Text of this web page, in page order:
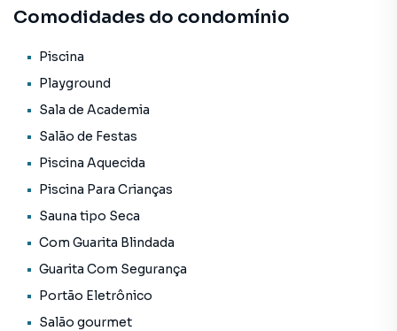
Comodidades do condomínio
Piscina
Playground
Sala de Academia
Salão de Festas
Piscina Aquecida
Piscina Para Crianças
Sauna tipo Seca
Com Guarita Blindada
Guarita Com Segurança
Portão Eletrônico
Salão gourmet